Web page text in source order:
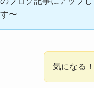
〜
気になる！